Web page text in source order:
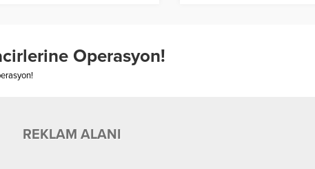
Operasyon!
REKLAM ALANI